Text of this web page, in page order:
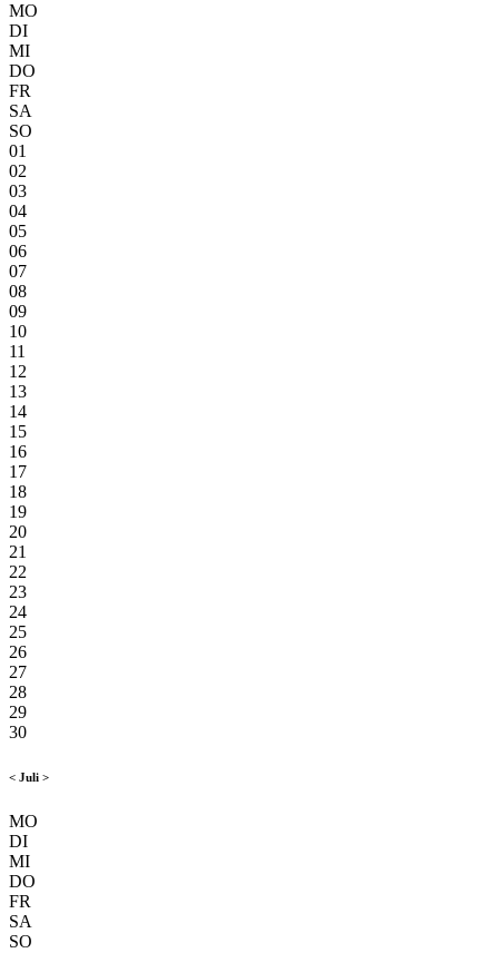
MO
DI
MI
DO
FR
SA
SO
01
02
03
04
05
06
07
08
09
10
11
12
13
14
15
16
17
18
19
20
21
22
23
24
25
26
27
28
29
30
< Juli >
MO
DI
MI
DO
FR
SA
SO